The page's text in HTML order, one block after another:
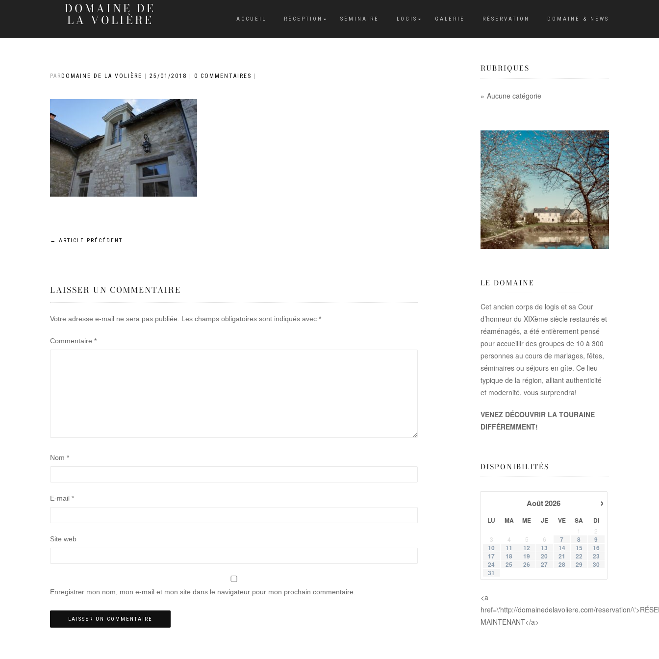
DOMAINE DE
LA VOLIÈRE ACCUEIL RÉCEPTION SÉMINAIRE LOGIS GALERIE RÉSERVATION DOMAINE & NEWS
PAR DOMAINE DE LA VOLIÈRE 25/01/2018 0 COMMENTAIRES
Navigation
l’article
← ARTICLE PRÉCÉDENT
LAISSER UN COMMENTAIRE
Votre adresse e-mail ne sera pas publiée. Les champs obligatoires sont indiqués avec *
Commentaire *
Nom *
E-mail *
Site web
Enregistrer mon nom, mon e-mail et mon site dans le navigateur pour mon prochain commentaire.
RUBRIQUES
Aucune catégorie
LE DOMAINE
Cet ancien corps de logis et sa Cour
d’honneur du XIXème siècle restaurés et
réaménagés, a été entièrement pensé
pour accueillir des groupes de 10 à 300
personnes au cours de mariages, fêtes,
séminaires ou séjours en gîte. Ce lieu
typique de la région, alliant authenticité
et modernité, vous surprendra!
VENEZ DÉCOUVRIR LA TOURAINE
DIFFÉREMMENT!
DISPONIBILITÉS
›
Août2026
LU MA ME JE VE SA DI
1
2
3
4 5 6 7 8
9
10
11 12 13 14 15
16
17
18 19 20 21 22
23
24
25 26 27 28 29
30
31
<a
href=\'http://domainedelavoliere.com/reservation/
MAINTENANT</a>